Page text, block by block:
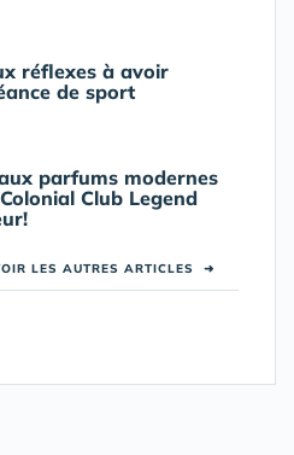
réflexes à avoir
de sport
parfums modernes
Club Legend
LES AUTRES ARTICLES ➜